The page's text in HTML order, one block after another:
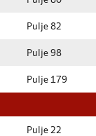
Pulje 82
Pulje 98
Pulje 179
Pulje 22